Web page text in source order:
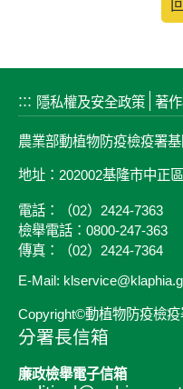
::: 隱私權及安全政策 著
農業部動植物防疫檢疫署
地址：202002基隆市中正
電話：（02）2424-7363
檢舉電話：0800-247-363
傳真：（02）2424-7364
E-Mail:
Copyright©動植物防疫檢
分署長信箱
廉政檢舉電子信箱